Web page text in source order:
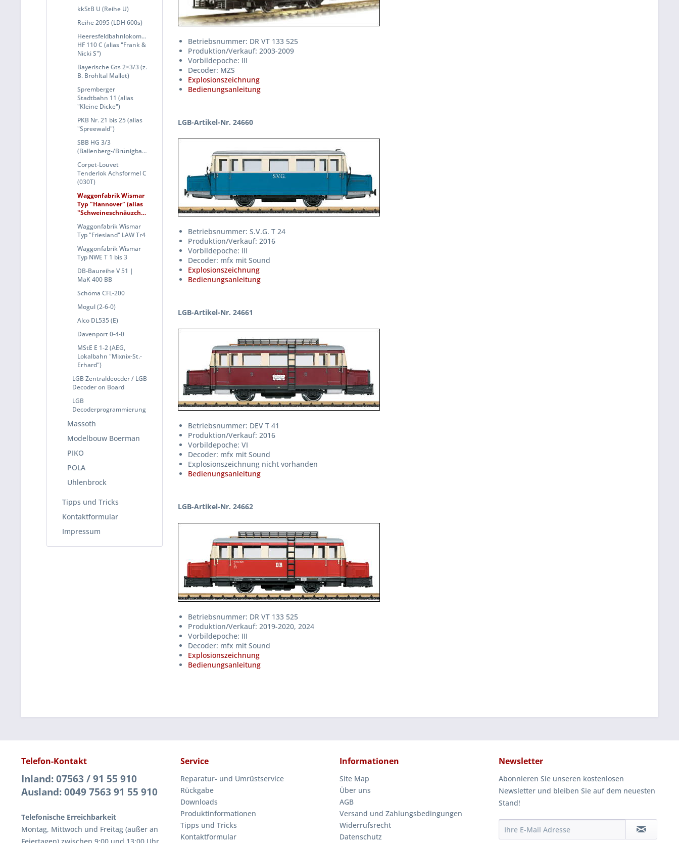
kkStB U (Reihe U)
Reihe 2095 (LDH 600s)
Heeresfeldbahnlokomotive
HF 110 C (alias "Frank &
Nicki S")
Bayerische Gts 2×3/3 (z.
B. Brohltal Mallet)
Spremberger
Stadtbahn 11 (alias
"Kleine Dicke")
PKB Nr. 21 bis 25 (alias
"Spreewald")
SBB HG 3/3
(Ballenberg-/Brünigbahn)
Corpet-Louvet
Tenderlok Achsformel C
(030T)
Waggonfabrik Wismar
Typ "Hannover" (alias
"Schweineschnäuzchen")
Waggonfabrik Wismar
Typ "Friesland" LAW Tr4
Waggonfabrik Wismar
Typ NWE T 1 bis 3
DB-Baureihe V 51 |
MaK 400 BB
Schöma CFL-200
Mogul (2-6-0)
Alco DL535 (E)
Davenport 0-4-0
MStE E 1-2 (AEG,
Lokalbahn "Mixnix-St.-
Erhard")
LGB Zentraldeocder / LGB
Decoder on Board
LGB
Decoderprogrammierung
Massoth
Modelbouw Boerman
PIKO
POLA
Uhlenbrock
Tipps und Tricks
Kontaktformular
Impressum
Betriebsnummer: DR VT 133 525
Produktion/Verkauf: 2003-2009
Vorbildepoche: III
Decoder: MZS
Explosionszeichnung
Bedienungsanleitung
LGB-Artikel-Nr. 24660
Betriebsnummer: S.V.G. T 24
Produktion/Verkauf: 2016
Vorbildepoche: III
Decoder: mfx mit Sound
Explosionszeichnung
Bedienungsanleitung
LGB-Artikel-Nr. 24661
Betriebsnummer: DEV T 41
Produktion/Verkauf: 2016
Vorbildepoche: VI
Decoder: mfx mit Sound
Explosionszeichnung nicht vorhanden
Bedienungsanleitung
LGB-Artikel-Nr. 24662
Betriebsnummer: DR VT 133 525
Produktion/Verkauf: 2019-2020, 2024
Vorbildepoche: III
Decoder: mfx mit Sound
Explosionszeichnung
Bedienungsanleitung
Telefon-Kontakt
Inland: 07563 / 91 55 910
Ausland: 0049 7563 91 55 910
Telefonische Erreichbarkeit
Montag, Mittwoch und Freitag (außer an
Service
Reparatur- und Umrüstservice
Rückgabe
Downloads
Produktinformationen
Tipps und Tricks
Kontaktformular
Informationen
Site Map
Über uns
AGB
Versand und Zahlungsbedingungen
Widerrufsrecht
Datenschutz
Newsletter
Abonnieren Sie unseren kostenlosen
Newsletter und bleiben Sie auf dem neuesten
Stand!